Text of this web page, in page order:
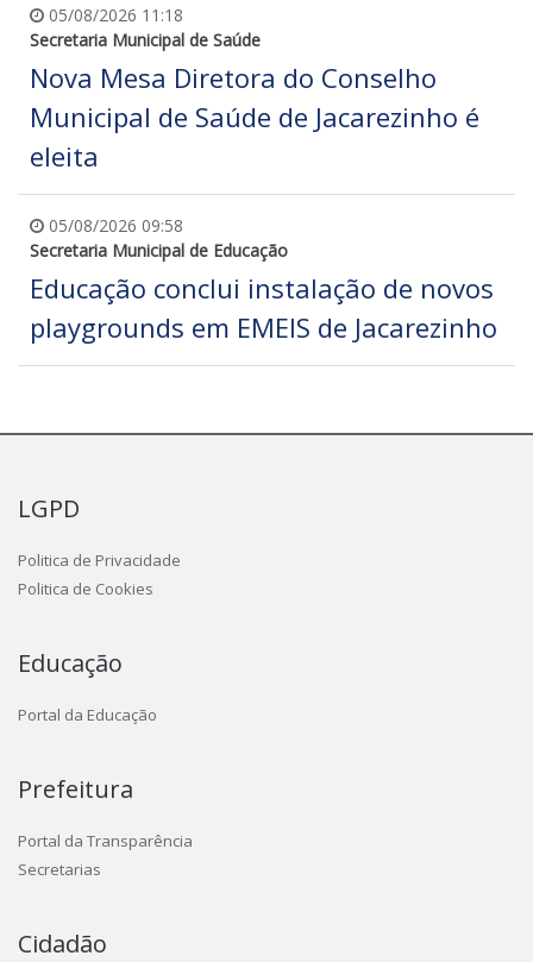
05/08/2026 11:18
Secretaria Municipal de Saúde
Nova Mesa Diretora do Conselho
Municipal de Saúde de Jacarezinho é
eleita
05/08/2026 09:58
Secretaria Municipal de Educação
Educação conclui instalação de novos
playgrounds em EMEIS de Jacarezinho
LGPD
Politica de Privacidade
Politica de Cookies
Educação
Portal da Educação
Prefeitura
Portal da Transparência
Secretarias
Cidadão